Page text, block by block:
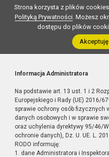
Strona korzysta z plików
Polityką Prywatności. Możesz
dostępu do plików
Informacja Administratora
Na podstawie art. 13 ust. 1 i 2
Europejskiego i Rady (UE) 2016/
sprawie ochrony osób fizycznych
danych osobowych i w sprawie
oraz uchylenia dyrektywy 95/46/
ochronie danych), Dz. U. UE. L.
RODO informuję:
1. dane Administratora i